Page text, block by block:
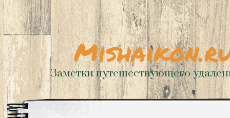
Заметки путешествующего